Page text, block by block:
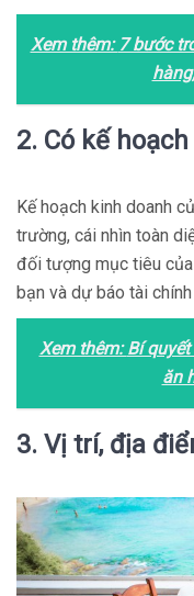
Xem thêm: 7 bước
2. Có kế
Kế hoạch kinh doanh
trường, cái nhìn toàn
đối tượng mục tiêu
bạn và dự báo tài
Xem thêm:Bí
ăn
3. Vị trí, địa